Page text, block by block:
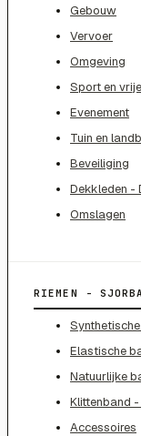
Gebouw
Vervoer
Omgeving
Sport en
Evenement
Tuin en
Beveiliging
Dekkleden -
Omslagen
RIEMEN -
Elastische
Natuurlijke
Klittenband -
Accessoires